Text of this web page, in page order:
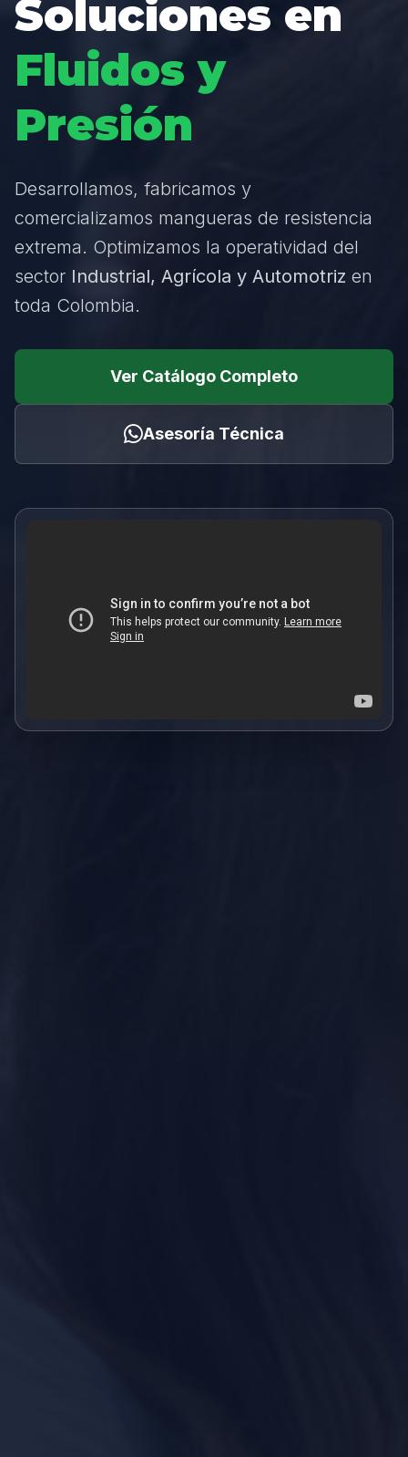
Soluciones en
Fluidos y
Presión
Desarrollamos, fabricamos y
comercializamos mangueras de resistencia
extrema. Optimizamos la operatividad del
sector Industrial, Agrícola y Automotriz en
toda Colombia.
Ver Catálogo Completo
Asesoría Técnica